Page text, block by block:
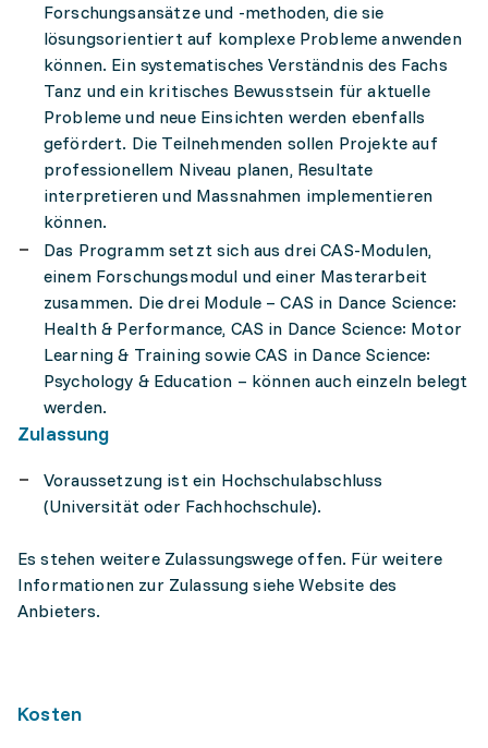
Forschungsansätze und -methoden, die sie
lösungsorientiert auf komplexe Probleme anwenden
können. Ein systematisches Verständnis des Fachs
Tanz und ein kritisches Bewusstsein für aktuelle
Probleme und neue Einsichten werden ebenfalls
gefördert. Die Teilnehmenden sollen Projekte auf
professionellem Niveau planen, Resultate
interpretieren und Massnahmen implementieren
können.
Das Programm setzt sich aus drei CAS-Modulen,
einem Forschungsmodul und einer Masterarbeit
zusammen. Die drei Module – CAS in Dance Science:
Health & Performance, CAS in Dance Science: Motor
Learning & Training sowie CAS in Dance Science:
Psychology & Education – können auch einzeln belegt
werden.
Zulassung
Voraussetzung ist ein Hochschulabschluss
(Universität oder Fachhochschule).
Es stehen weitere Zulassungswege offen. Für weitere
Informationen zur Zulassung siehe Website des
Anbieters.
Kosten